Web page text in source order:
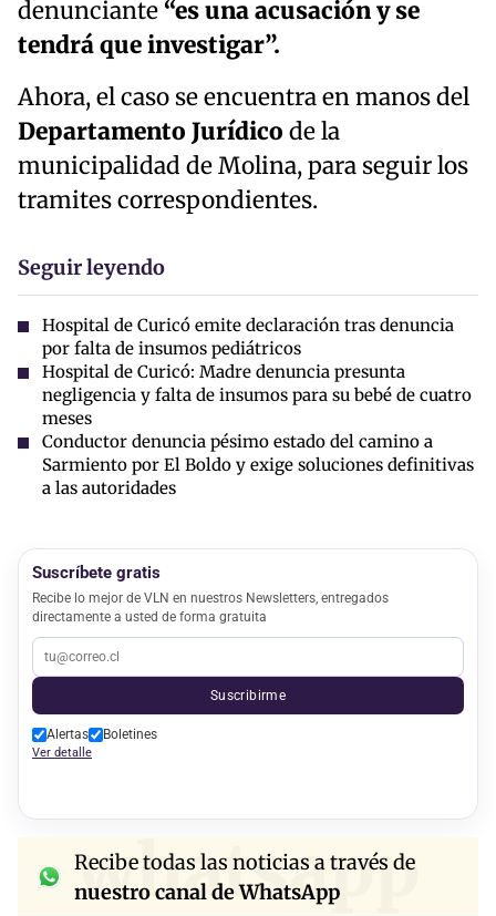
denunciante “es una acusación y se
tendrá que investigar”.
Ahora, el caso se encuentra en manos del
Departamento Jurídico de la
municipalidad de Molina, para seguir los
tramites correspondientes.
Seguir leyendo
Hospital de Curicó emite declaración tras denuncia
por falta de insumos pediátricos
Hospital de Curicó: Madre denuncia presunta
negligencia y falta de insumos para su bebé de cuatro
meses
Conductor denuncia pésimo estado del camino a
Sarmiento por El Boldo y exige soluciones definitivas
a las autoridades
Suscríbete gratis
Recibe lo mejor de VLN en nuestros Newsletters, entregados
directamente a usted de forma gratuita
Suscribirme
Alertas Boletines
Ver detalle
whatsapp
Recibe todas las noticias a través de
nuestro canal de WhatsApp